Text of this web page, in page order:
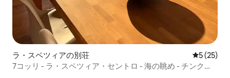
ラ・スペツィアの別荘 レビュー
5 (25)
7コッリ - ラ・スペツィア・セントロ - 海の眺め - チンク